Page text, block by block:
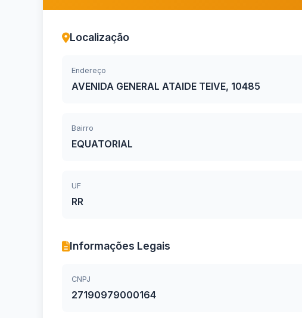
Localização
Endereço
AVENIDA GENERAL ATAIDE TEIVE, 10485
Bairro
EQUATORIAL
UF
RR
Informações Legais
CNPJ
27190979000164